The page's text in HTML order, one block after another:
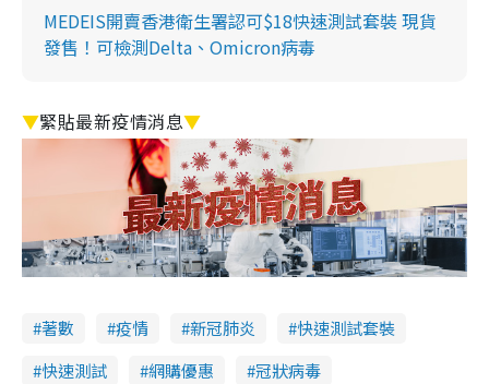
MEDEIS開賣香港衛生署認可$18快速測試套裝 現貨
發售！可檢測Delta、Omicron病毒
▼緊貼最新疫情消息▼
著數 疫情 新冠肺炎
快速測試套裝
快速測試
網購優惠
冠狀病毒